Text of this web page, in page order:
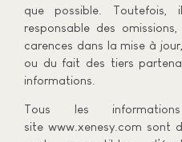
que possible.
responsable des
carences dans la mise à
ou du fait des tiers
informations.
Tous les
site www.xenesy.com sont